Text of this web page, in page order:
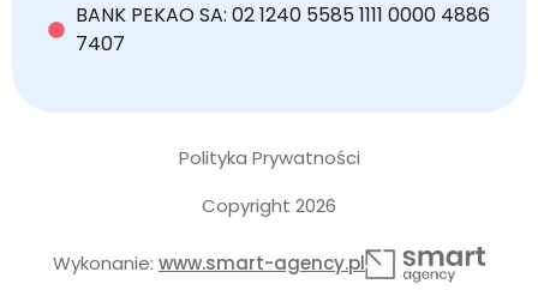
BANK PEKAO SA: 02 1240 5585 1111 0000 4886
7407
Polityka Prywatności
Copyright 2026
Wykonanie: www.smart-agency.pl